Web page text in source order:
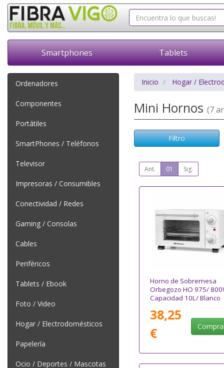
Smartphones Tablets
Ordenadores
Componentes
Portátiles
SmartPhones / Teléfonos
Televisor
Impresoras / Consumibles
Conectividad / Redes
Gaming / Consolas
Cables
Periféricos
Tablets / Ebook
Foto / Video
Hogar / Electrodomésticos
Papelería
Ocio / Deportes / Mascotas
Inicio Hogar /
Mini Hornos (7
Filtro
Ant. 01 Sig.
Horno de Sobremesa
Orbegozo HO 975/
Capacidad 10L/ Blanco
38,25
€